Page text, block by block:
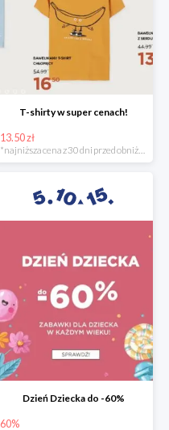
T-shirty w super cenach!
13.50 zł
*najniższa cena z 30 dni przed obniżką
Dzień Dziecka do -60%
60%